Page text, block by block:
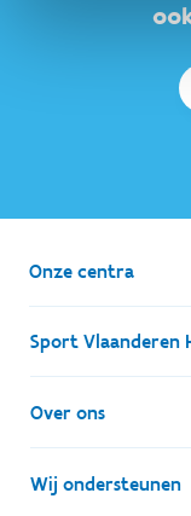
Onze centra
Sport Vlaanderen
Simon Bolivarlaan 17
1000 Brussel
Over ons
Wie zijn we, wat
Wij ondersteunen